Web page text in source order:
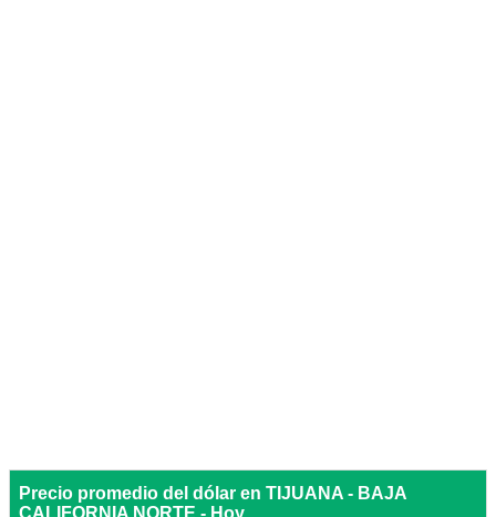
Precio promedio del dólar en TIJUANA - BAJA
CALIFORNIA NORTE - Hoy